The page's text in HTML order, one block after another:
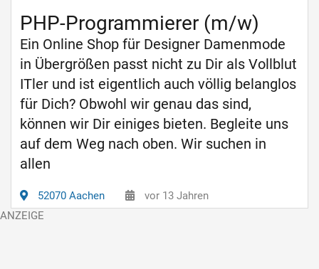
PHP-Programmierer (m/w)
Ein Online Shop für Designer Damenmode
in Übergrößen passt nicht zu Dir als Vollblut
ITler und ist eigentlich auch völlig belanglos
für Dich? Obwohl wir genau das sind,
können wir Dir einiges bieten. Begleite uns
auf dem Weg nach oben. Wir suchen in
allen
52070 Aachen vor 13 Jahren